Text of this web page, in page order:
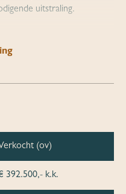
uitstraling.
terrein mogelijk is.
met op de begane
speelkamer, een
nodige inbouwapparatuur
Vanuit de
(ov)
392.500,- k.k.